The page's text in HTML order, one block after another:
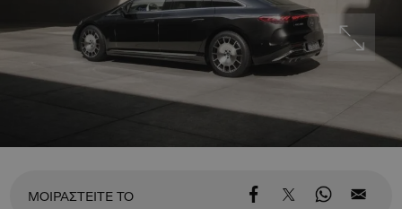
ΜΟΙΡΑΣΤΕΙΤΕ ΤΟ